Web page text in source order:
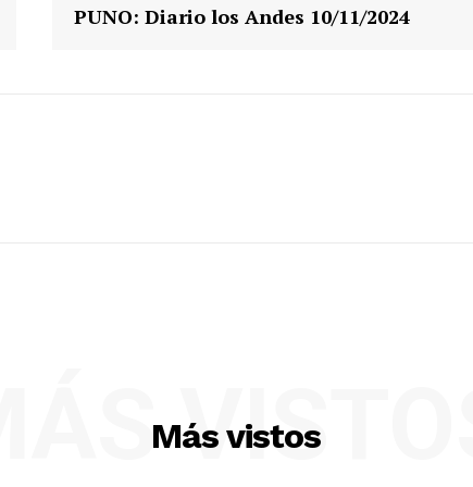
PUNO: Diario los Andes 10/11/2024
Más vistos
MÁS